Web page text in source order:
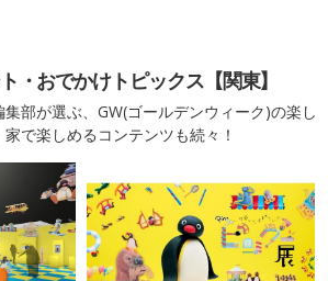
・おでかけトピックス【関東】
集部が選ぶ、GW(ゴールデンウィーク)の楽し
で楽しめるコンテンツも続々！